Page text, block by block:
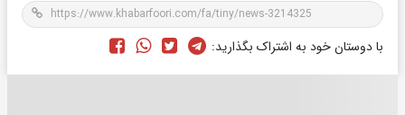
با دوستان خود به اشتراک بگذارید: